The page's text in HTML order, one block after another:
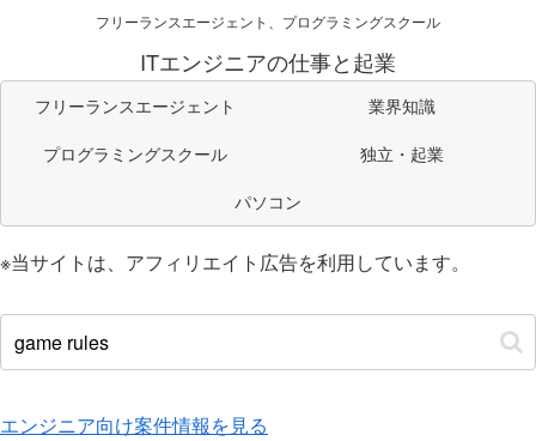
フリーランスエージェント、プログラミングスクール
ITエンジニアの仕事と起業
フリーランスエージェント
業界知識
プログラミングスクール
独立・起業
パソコン
※当サイトは、アフィリエイト広告を利用しています。
エンジニア向け案件情報を見る